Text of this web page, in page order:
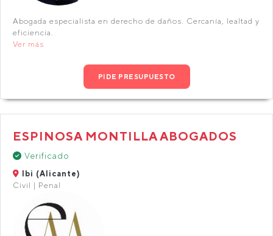
Abogada especialista en derecho de daños. Cercanía, lealtad y
eficiencia.
Ver más
PIDE PRESUPUESTO
ESPINOSA MONTILLA ABOGADOS
Verificado
Ibi (Alicante)
Civil | Penal